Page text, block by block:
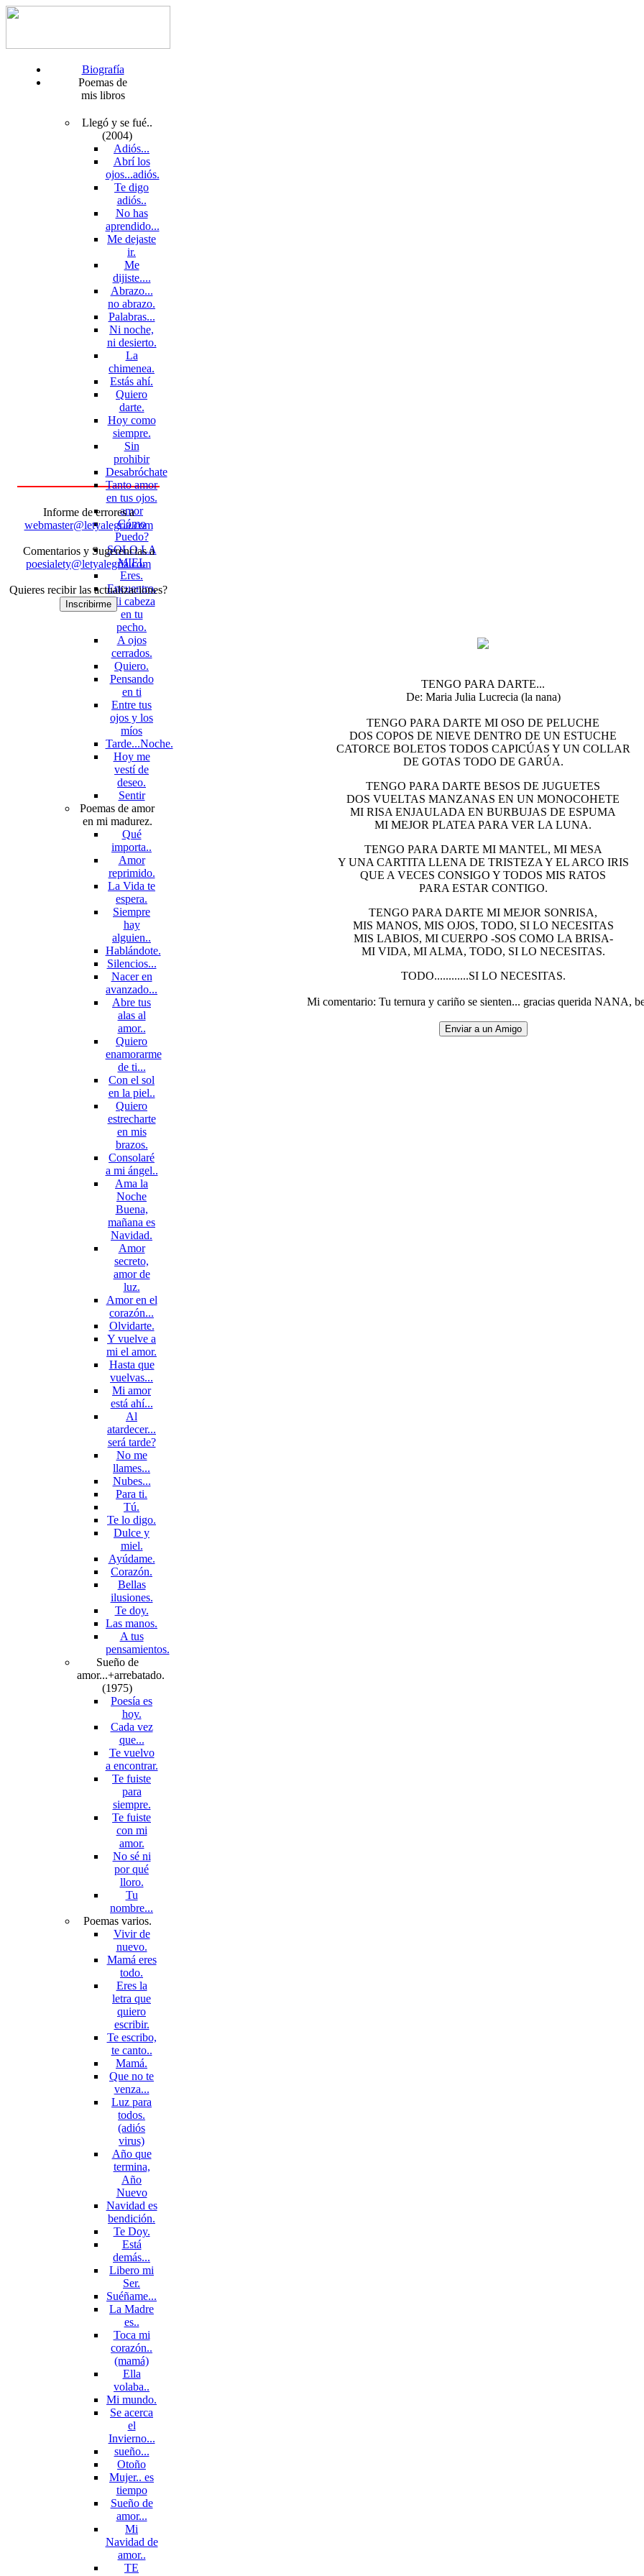
Biografía
Poemas de
mis libros
Llegó y se fué..
(2004)
Adiós...
Abrí los
ojos...adiós.
Te digo
adiós..
No has
aprendido...
Me dejaste
ir.
Me
dijiste....
Abrazo...
no abrazo.
Palabras...
Ni noche,
ni desierto.
La
chimenea.
Estás ahí.
Quiero
darte.
Hoy como
siempre.
Sin
prohibir
Desabróchate
Tanto amor
en tus ojos.
amor
Cómo
Puedo?
SOLO LA
MIEL
Eres.
Encuentro.
Mi cabeza
en tu
pecho.
A ojos
cerrados.
Quiero.
Pensando
en ti
Entre tus
ojos y los
míos
Tarde...Noche.
Hoy me
vestí de
deseo.
Sentir
Poemas de amor
en mi madurez.
Qué
importa..
Amor
reprimido.
La Vida te
espera.
Siempre
hay
alguien..
Hablándote.
Silencios...
Nacer en
avanzado...
Abre tus
alas al
amor..
Quiero
enamorarme
de ti...
Con el sol
en la piel..
Quiero
estrecharte
en mis
brazos.
Consolaré
a mi ángel..
Ama la
Noche
Buena,
mañana es
Navidad.
Amor
secreto,
amor de
luz.
Amor en el
corazón...
Olvidarte.
Y vuelve a
mi el amor.
Hasta que
vuelvas...
Mi amor
está ahí...
Al
atardecer...
será tarde?
No me
llames...
Nubes...
Para ti.
Tú.
Te lo digo.
Dulce y
miel.
Ayúdame.
Corazón.
Bellas
ilusiones.
Te doy.
Las manos.
A tus
pensamientos.
Sueño de
amor...+arrebatado.
(1975)
Poesía es
hoy.
Cada vez
que...
Te vuelvo
a encontrar.
Te fuiste
para
siempre.
Te fuiste
con mi
amor.
No sé ni
por qué
lloro.
Tu
nombre...
Poemas varios.
Vivir de
nuevo.
Mamá eres
todo.
Eres la
letra que
quiero
escribir.
Te escribo,
te canto..
Mamá.
Que no te
venza...
Luz para
todos.
(adiós
virus)
Año que
termina,
Año
Nuevo
Navidad es
bendición.
Te Doy.
Está
demás...
Libero mi
Ser.
Suéñame...
La Madre
es..
Toca mi
corazón..
(mamá)
Ella
volaba..
Mi mundo.
Se acerca
el
Invierno...
sueño...
Otoño
Mujer.. es
tiempo
Sueño de
amor...
Mi
Navidad de
amor..
TE
Informe de errores a
webmaster@letyalegria.com
Comentarios y Sugerencias a
poesialety@letyalegria.com
Quieres recibir las actualizaciones?
Inscribirme
TENGO PARA DARTE...
De: Maria Julia Lucrecia (la nana)
TENGO PARA DARTE MI OSO DE PELUCHE
DOS COPOS DE NIEVE DENTRO DE UN ESTUCHE
CATORCE BOLETOS TODOS CAPICÚAS Y UN COLLAR
DE GOTAS TODO DE GARÚA.
TENGO PARA DARTE BESOS DE JUGUETES
DOS VUELTAS MANZANAS EN UN MONOCOHETE
MI RISA ENJAULADA EN BURBUJAS DE ESPUMA
MI MEJOR PLATEA PARA VER LA LUNA.
TENGO PARA DARTE MI MANTEL, MI MESA
Y UNA CARTITA LLENA DE TRISTEZA Y EL ARCO IRIS
QUE A VECES CONSIGO Y TODOS MIS RATOS
PARA ESTAR CONTIGO.
TENGO PARA DARTE MI MEJOR SONRISA,
MIS MANOS, MIS OJOS, TODO, SI LO NECESITAS
MIS LABIOS, MI CUERPO -SOS COMO LA BRISA-
MI VIDA, MI ALMA, TODO, SI LO NECESITAS.
TODO............SI LO NECESITAS.
Mi comentario: Tu ternura y cariño se sienten... gracias querida NANA,